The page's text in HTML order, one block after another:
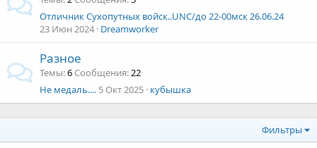
Отличник Сухопутных войск..UNC/до 22-00мск 26.06.24
23 Июн 2024 Dreamworker
Разное
Темы 6 Сообщения 22
Не медаль.... 5 Окт 2025 кубышка
Фильтры